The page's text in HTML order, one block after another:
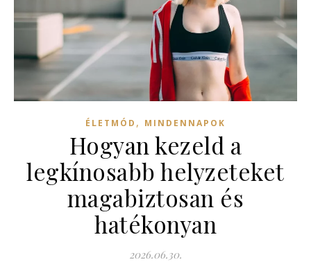
ÉLETMÓD , MINDENNAPOK
Hogyan kezeld a
legkínosabb helyzeteket
magabiztosan és
hatékonyan
2026.06.30.